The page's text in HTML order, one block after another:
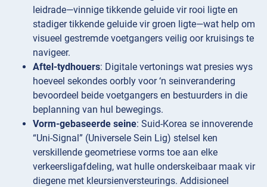
leidrade—vinnige tikkende geluide vir rooi ligte en
stadiger tikkende geluide vir groen ligte—wat help om
visueel gestremde voetgangers veilig oor kruisings te
navigeer.
Aftel-tydhouers: Digitale vertonings wat presies wys
hoeveel sekondes oorbly voor ‘n seinverandering
bevoordeel beide voetgangers en bestuurders in die
beplanning van hul bewegings.
Vorm-gebaseerde seine: Suid-Korea se innoverende
“Uni-Signal” (Universele Sein Lig) stelsel ken
verskillende geometriese vorms toe aan elke
verkeersligafdeling, wat hulle onderskeibaar maak vir
diegene met kleursienversteurings. Addisioneel